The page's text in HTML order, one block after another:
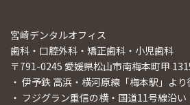
宮崎デンタルオフィス
歯科・口腔外科・矯正歯科・小児歯科
〒791-0245 愛媛県松山市南梅本町甲
・ 伊予鉄 高浜・横河原線「梅本駅」よ
・ フジグラン重信の横・国道11号線沿